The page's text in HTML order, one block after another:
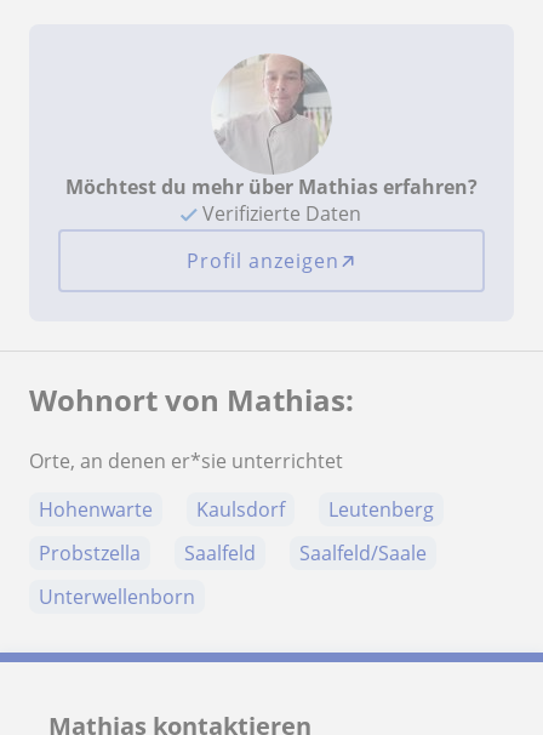
Möchtest du mehr über Mathias erfahren?
Verifizierte Daten
Profil anzeigen
Wohnort von Mathias:
Orte, an denen er*sie unterrichtet
Hohenwarte
Kaulsdorf
Leutenberg
Probstzella
Saalfeld
Saalfeld/Saale
Unterwellenborn
Mathias kontaktieren